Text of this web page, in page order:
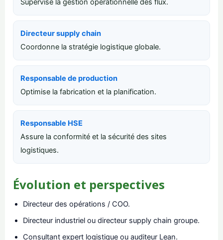
Supervise la gestion opérationnelle des flux.
Directeur supply chain
Coordonne la stratégie logistique globale.
Responsable de production
Optimise la fabrication et la planification.
Responsable HSE
Assure la conformité et la sécurité des sites
logistiques.
Évolution et perspectives
Directeur des opérations / COO.
Directeur industriel ou directeur supply chain groupe.
Consultant expert logistique ou auditeur Lean.